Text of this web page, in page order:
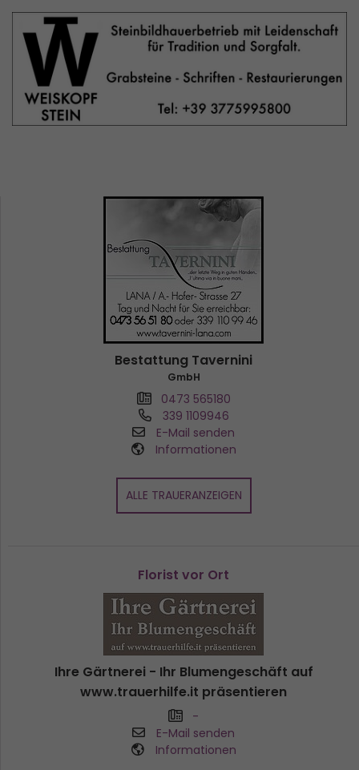
Bestattung Tavernini
GmbH
0473 565180
339 1109946
E-Mail senden
Informationen
ALLE TRAUERANZEIGEN
Florist vor Ort
Ihre Gärtnerei - Ihr Blumengeschäft auf
www.trauerhilfe.it präsentieren
-
E-Mail senden
Informationen